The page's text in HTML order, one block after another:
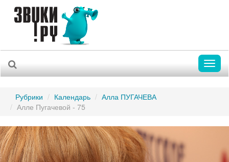
Рубрики Календарь
Алла ПУГАЧЕВА
Алле Пугачевой - 75